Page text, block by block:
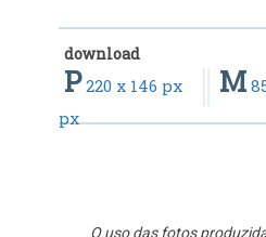
download
P220 x 146 px M
px
O uso das fotos